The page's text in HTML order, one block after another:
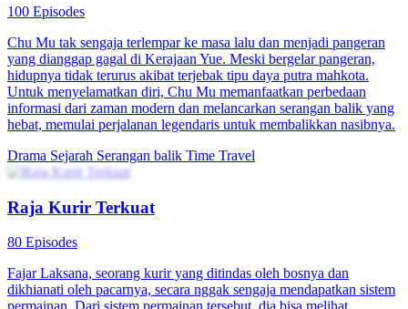
100 Episodes
Chu Mu tak sengaja terlempar ke masa lalu dan menjadi pangeran
yang dianggap gagal di Kerajaan Yue. Meski bergelar pangeran,
hidupnya tidak terurus akibat terjebak tipu daya putra mahkota.
Untuk menyelamatkan diri, Chu Mu memanfaatkan perbedaan
informasi dari zaman modern dan melancarkan serangan balik yang
hebat, memulai perjalanan legendaris untuk membalikkan nasibnya.
Drama Sejarah Serangan balik Time Travel